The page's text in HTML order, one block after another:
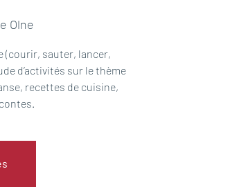
Olne
(courir, sauter, lancer,
d’activités sur le thème
recettes de cuisine,